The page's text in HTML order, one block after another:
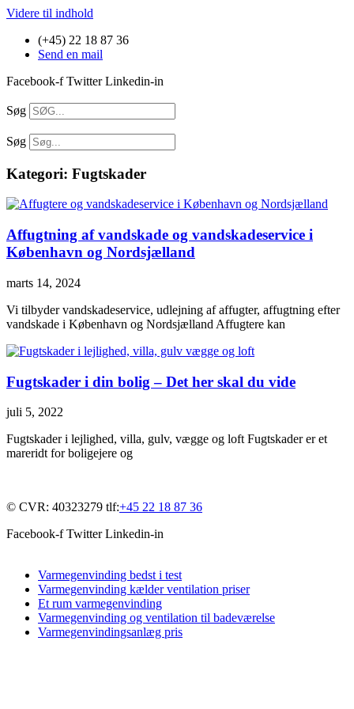
Videre til indhold
(+45) 22 18 87 36
Send en mail
Facebook-f Twitter Linkedin-in
Søg
Søg
Kategori: Fugtskader
Affugtning af vandskade og vandskadeservice i
København og Nordsjælland
marts 14, 2024
Vi tilbyder vandskadeservice, udlejning af affugter, affugtning efter
vandskade i København og Nordsjælland Affugtere kan
Fugtskader i din bolig – Det her skal du vide
juli 5, 2022
Fugtskader i lejlighed, villa, gulv, vægge og loft Fugtskader er et
mareridt for boligejere og
© CVR: 40323279 tlf:+45 22 18 87 36
Facebook-f Twitter Linkedin-in
Varmegenvinding bedst i test
Varmegenvinding kælder ventilation priser
Et rum varmegenvinding
Varmegenvinding og ventilation til badeværelse
Varmegenvindingsanlæg pris